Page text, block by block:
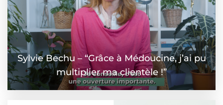
Sylvie Bechu – “Grâce à Médoucine, j’ai pu
multiplier ma clientèle !”